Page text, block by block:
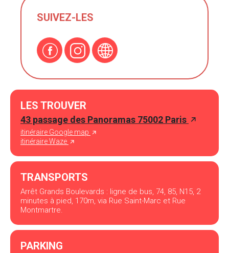
SUIVEZ-LES
LES TROUVER
43 passage des Panoramas 75002 Paris
itinéraire Google map
itinéraire Waze
TRANSPORTS
Arrêt Grands Boulevards : ligne de bus, 74, 85, N15, 2
minutes à pied, 170m, via Rue Saint-Marc et Rue
Montmartre.
PARKING